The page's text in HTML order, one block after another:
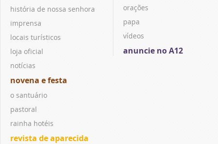
história de nossa senhora
imprensa
locais turísticos
loja oficial
notícias
novena e festa
o santuário
pastoral
rainha hotéis
revista de aparecida
orações
papa
vídeos
anuncie no A12